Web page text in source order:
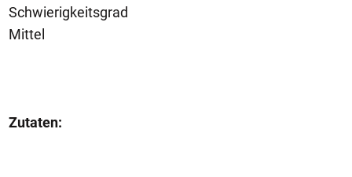
Schwierigkeitsgrad
Mittel
Zutaten: